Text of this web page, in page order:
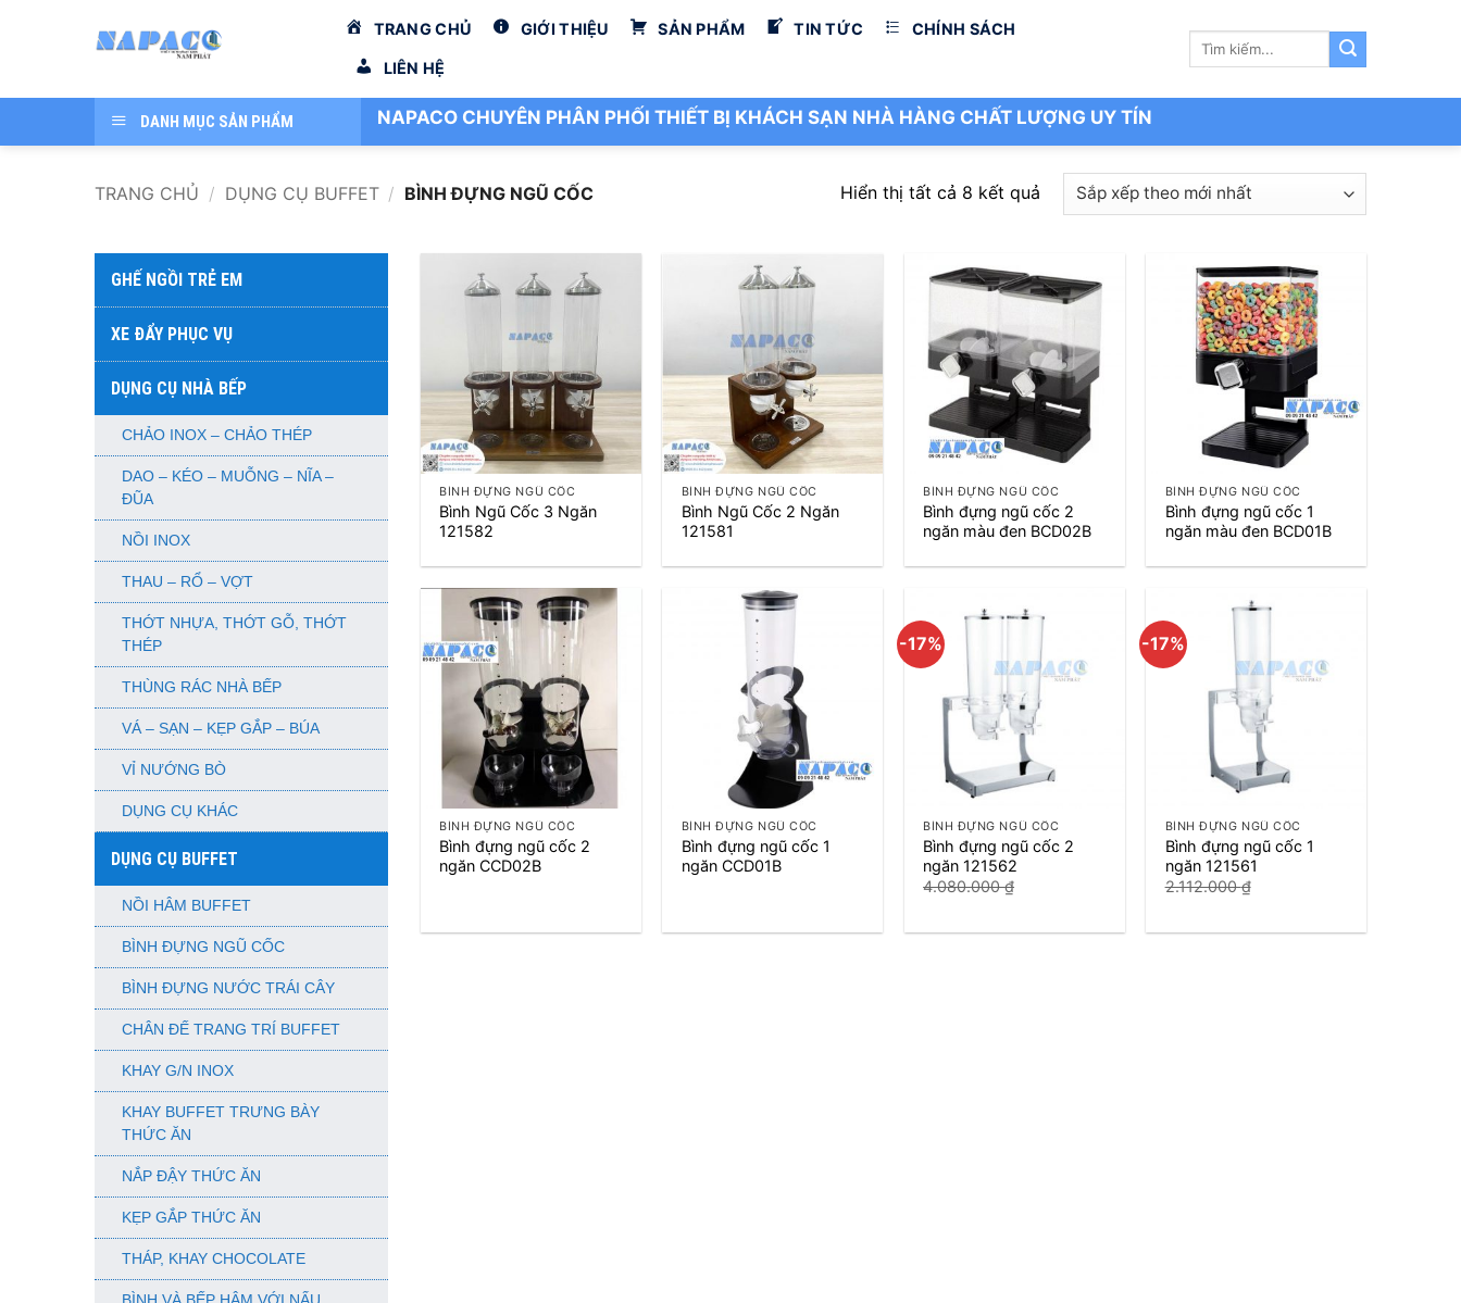
dung
TRANG CHỦ GIỚI THIỆU SẢN PHẨM TIN TỨC CHÍNH SÁCH
LIÊN HỆ
Tìm
DANH MỤC SẢN PHẨM NAPACO CHUYÊN PHÂN PHỐI THIẾT BỊ KHÁCH SẠN NHÀ HÀNG CHẤT LƯỢNG UY TÍN
TRANG CHỦ / DỤNG CỤ BUFFET / BÌNH ĐỰNG NGŨ CỐC Hiển thị tất cả 8 kết quảĐã
sắp
theo
mới
GHẾ NGỒI TRẺ EM
XE ĐẨY PHỤC VỤ
DỤNG CỤ NHÀ BẾP
CHẢO INOX – CHẢO THÉP
DAO – KÉO – MUỖNG – NĨA –
ĐŨA
NỒI INOX
THAU – RỔ – VỢT
THỚT NHỰA, THỚT GỖ, THỚT
THÉP
THÙNG RÁC NHÀ BẾP
VÁ – SẠN – KẸP GẮP – BÚA
VỈ NƯỚNG BÒ
DỤNG CỤ KHÁC
DỤNG CỤ BUFFET
NỒI HÂM BUFFET
BÌNH ĐỰNG NGŨ CỐC
BÌNH ĐỰNG NƯỚC TRÁI CÂY
CHÂN ĐẾ TRANG TRÍ BUFFET
KHAY G/N INOX
KHAY BUFFET TRƯNG BÀY
THỨC ĂN
NẮP ĐẬY THỨC ĂN
KẸP GẮP THỨC ĂN
THÁP, KHAY CHOCOLATE
+
BÌNH ĐỰNG NGŨ CỐC
Bình Ngũ Cốc 3 Ngăn
121582
+
BÌNH ĐỰNG NGŨ CỐC
Bình Ngũ Cốc 2 Ngăn
121581
+
BÌNH ĐỰNG NGŨ CỐC
Bình đựng ngũ cốc 2
ngăn màu đen BCD02B
BÌNH ĐỰNG NGŨ CỐC
Bình đựng ngũ cốc 1
ngăn màu đen BCD01B
BÌNH ĐỰNG NGŨ CỐC
Bình đựng ngũ cốc 2
ngăn CCD02B
BÌNH ĐỰNG NGŨ CỐC
Bình đựng ngũ cốc 1
ngăn CCD01B
-17%
BÌNH ĐỰNG NGŨ CỐC
Bình đựng ngũ cốc 2
ngăn 121562
4.080.000₫
là:
3.400.000₫
tại
-17%
BÌNH ĐỰNG NGŨ CỐC
Bình đựng ngũ cốc 1
ngăn 121561
2.112.000₫
là:
1.760.000₫
tại